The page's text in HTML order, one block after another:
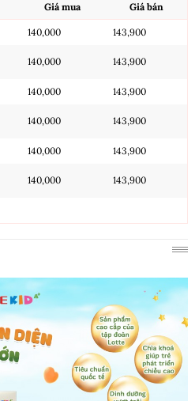
Giá mua Giá bán
140,000 143,900
140,000 143,900
140,000 143,900
140,000 143,900
140,000 143,900
140,000 143,900